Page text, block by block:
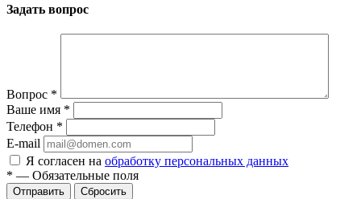
Задать вопрос
Вопрос *
Ваше имя *
Телефон *
E-mail
Я согласен на обработку персональных данных
* — Обязательные поля
Отправить Сбросить